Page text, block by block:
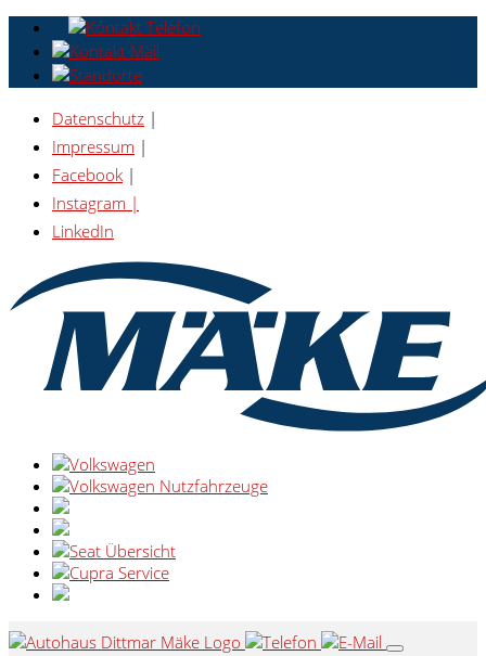
Datenschutz |
Impressum |
Facebook |
Instagram |
LinkedIn